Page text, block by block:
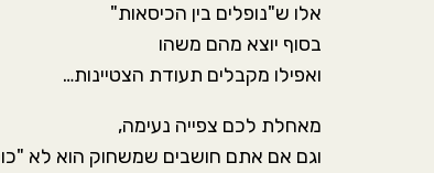
אלו ש"נופלים בין הכיסאות"
בסוף יוצא מהם משהו
ואפילו מקבלים תעודת הצטיינות…
מאחלת לכם צפייה נעימה,
וגם אם אתם חושבים שמשחוק הוא לא